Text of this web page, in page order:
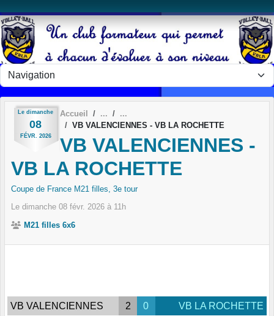
Le dimanche
08
FÉVR. 2026
Accueil
VB VALENCIENNES - VB LA ROCHETTE
VB VALENCIENNES -
VB LA ROCHETTE
Coupe de France M21 filles, 3e tour
Le dimanche 08 févr. 2026 à 11h
M21 filles 6x6
VB VALENCIENNES 2 0 VB LA ROCHETTE